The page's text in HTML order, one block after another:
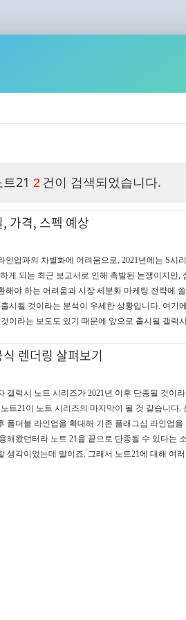
트21 2 건이 검색되었습니다.
가격, 스펙 예상
인업과의 차별화에 어려움으로, 2021년에는 S시
게 되는 최근 보고서로 인해 촉발된 논쟁이지만
해야 하는 어려움과 시장 세분화 마케팅 전략에
시될 것이라는 분석이 우세한 상황입니다. 여
이라는 보도도 있기 때문에 앞으로 출시될 갤럭
렌더링 살펴보기
갤럭시 노트 시리즈가 2021년 이후 단종될 것이
트21이 노트 시리즈의 마지막이 될 것 같습니
폴더블 라인업을 확대해 기존 플래그십 라인업
해왔던터라 노트 21을 끝으로 단종될 수 있다는
생각이었는데 말이죠. 그래서 노트21에 대해 여